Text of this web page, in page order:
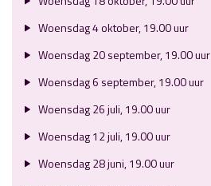
Woensdag 4 oktober, 19.00 uur
Woensdag 20 september, 19.00 uur
Woensdag 6 september, 19.00 uur
Woensdag 26 juli, 19.00 uur
Woensdag 12 juli, 19.00 uur
Woensdag 28 juni, 19.00 uur